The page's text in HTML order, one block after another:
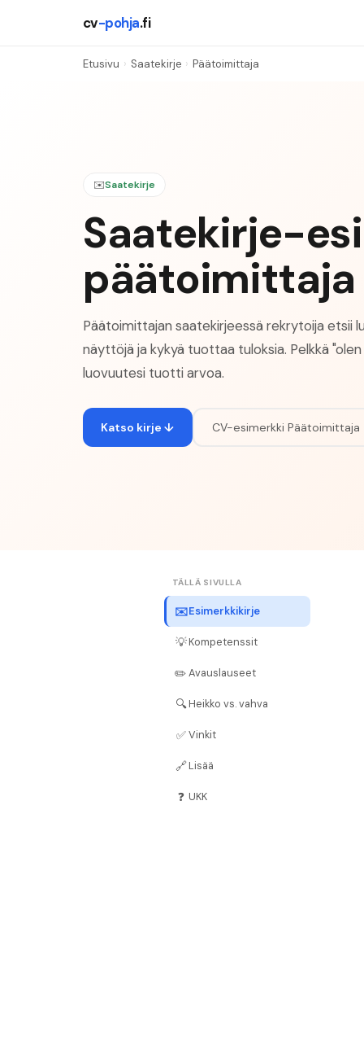
cv-pohja.fi
Etusivu › Saatekirje › Päätoimittaja
✉️Saatekirje
Saatekirje-
päätoimittaja
Päätoimittajan saatekirjeessä rekrytoija etsii
näyttöjä ja kykyä tuottaa tuloksia. Pelkkä
luovuutesi tuotti arvoa.
Katso kirje ↓ CV-esimerkki Päätoimittaja
TÄLLÄ SIVULLA
✉️Esimerkkikirje
💡Kompetenssit
✏️Avauslauseet
🔍 Heikko vs. vahva
✅Vinkit
🔗Lisää
❓ UKK